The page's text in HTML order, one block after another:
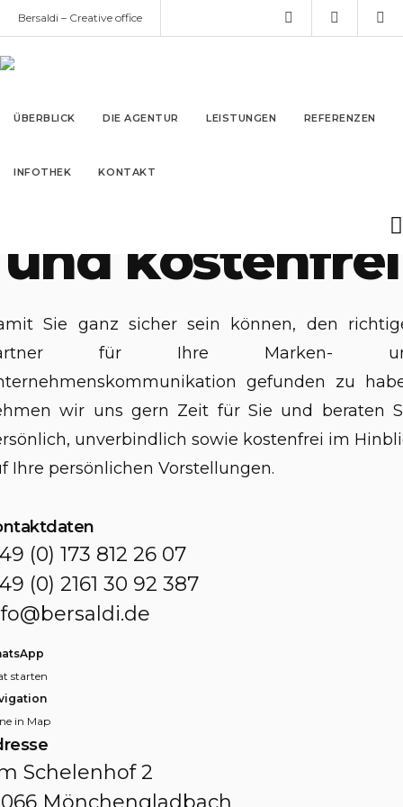
Bersaldi – Creative office
ÜBERBLICK DIE AGENTUR LEISTUNGEN REFERENZEN
IN­FO­THEK KONTAKT
1. März 2020
Unverbindlich
und kostenfrei
Sie ganz sicher sein können, den
für Ihre Marken-
gefunden zu
wir uns gern Zeit für Sie und beraten
unverbindlich sowie kostenfrei im
Ihre persönlichen Vorstellungen.
(0) 173 812 26 07
(0) 2161 30 92 387
starten
in Map
Schelenhof 2
Mönchengladbach